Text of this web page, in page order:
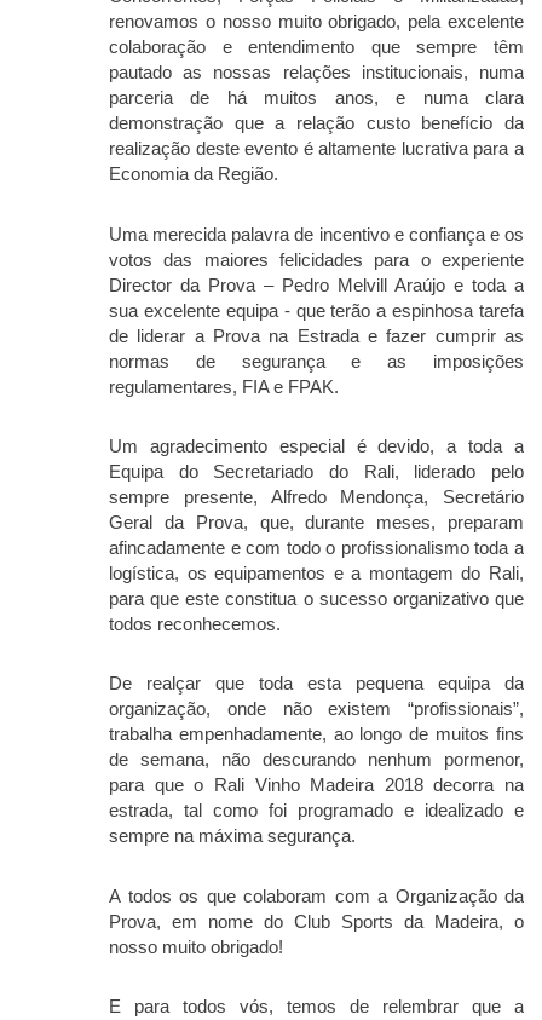
renovamos o nosso muito obrigado, pela excelente
colaboração e entendimento que sempre têm
pautado as nossas relações institucionais, numa
parceria de há muitos anos, e numa clara
demonstração que a relação custo benefício da
realização deste evento é altamente lucrativa para a
Economia da Região.
Uma merecida palavra de incentivo e confiança e os
votos das maiores felicidades para o experiente
Director da Prova – Pedro Melvill Araújo e toda a
sua excelente equipa - que terão a espinhosa tarefa
de liderar a Prova na Estrada e fazer cumprir as
normas de segurança e as imposições
regulamentares, FIA e FPAK.
Um agradecimento especial é devido, a toda a
Equipa do Secretariado do Rali, liderado pelo
sempre presente, Alfredo Mendonça, Secretário
Geral da Prova, que, durante meses, preparam
afincadamente e com todo o profissionalismo toda a
logística, os equipamentos e a montagem do Rali,
para que este constitua o sucesso organizativo que
todos reconhecemos.
De realçar que toda esta pequena equipa da
organização, onde não existem “profissionais”,
trabalha empenhadamente, ao longo de muitos fins
de semana, não descurando nenhum pormenor,
para que o Rali Vinho Madeira 2018 decorra na
estrada, tal como foi programado e idealizado e
sempre na máxima segurança.
A todos os que colaboram com a Organização da
Prova, em nome do Club Sports da Madeira, o
nosso muito obrigado!
E para todos vós, temos de relembrar que a